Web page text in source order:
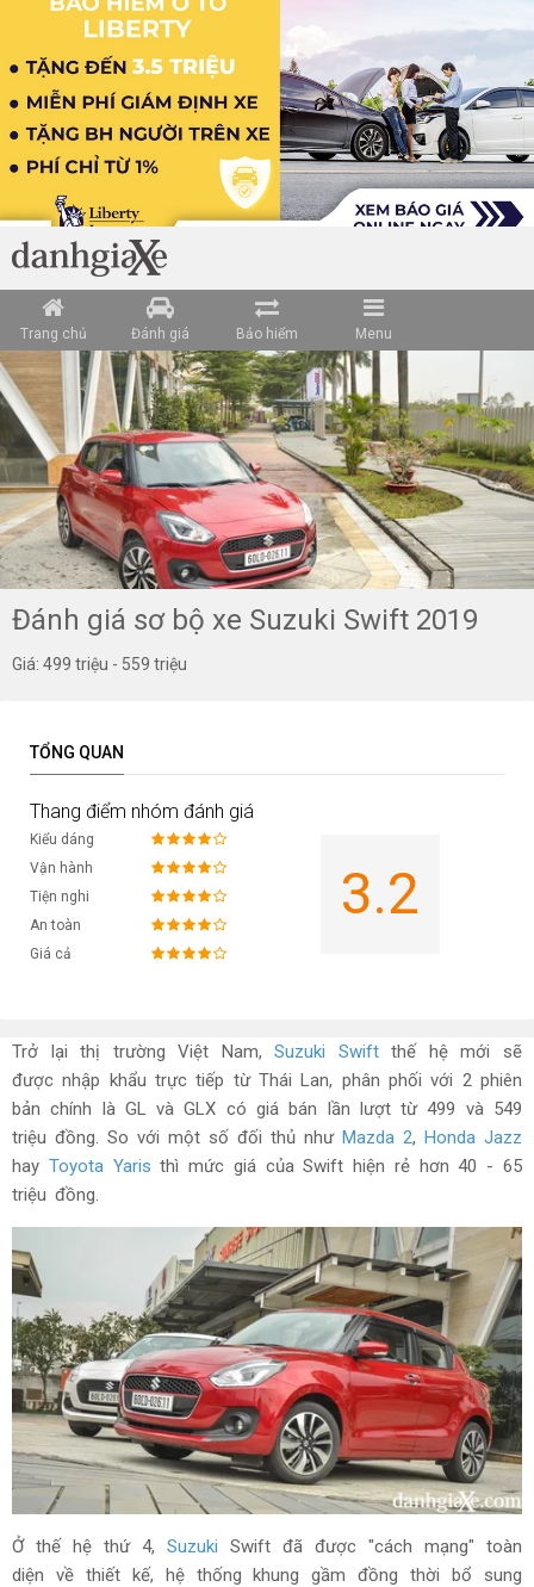
Trang chủ Đánh giá Bảo hiểm Menu
Đánh giá sơ bộ xe Suzuki Swift 2019
Giá: 499 triệu - 559 triệu
TỔNG QUAN
Thang điểm nhóm đánh giá
Kiểu dáng
Vận hành
Tiện nghi
An toàn
Giá cả
3.2
Trở lại thị trường Việt Nam,Suzuki Swiftthế hệ mới sẽ
được nhập khẩu trực tiếp từ Thái Lan, phân phối với 2 phiên
bản chính là GL và GLX có giá bán lần lượt từ 499 và 549
triệu đồng. So với một số đối thủ như Mazda 2, Honda Jazz
hay Toyota Yaris thì mức giá của Swift hiện rẻ hơn 40 - 65
triệu đồng.
Ở thế hệ thứ 4, Suzuki Swift đã được "cách mạng" toàn
diện về thiết kế, hệ thống khung gầm đồng thời bổ sung
Loading data ...